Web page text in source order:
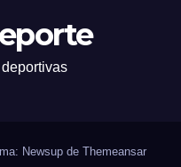
Newsup de Themeansar